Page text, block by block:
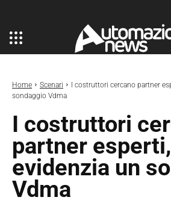
Home Scenari
I costruttori cercano partner
sondaggio Vdma
I costruttori
partner
evidenzia un
Vdma